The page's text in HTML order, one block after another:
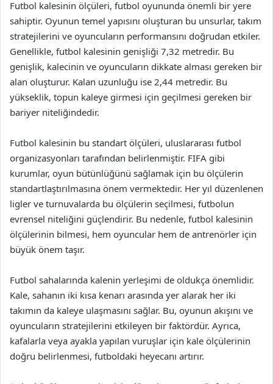
Futbol kalesinin ölçüleri, futbol oyununda önemli bir yere
sahiptir. Oyunun temel yapısını oluşturan bu unsurlar, takım
stratejilerini ve oyuncuların performansını doğrudan etkiler.
Genellikle, futbol kalesinin genişliği 7,32 metredir. Bu
genişlik, kalecinin ve oyuncuların dikkate alması gereken bir
alan oluşturur. Kalan uzunluğu ise 2,44 metredir. Bu
yükseklik, topun kaleye girmesi için geçilmesi gereken bir
bariyer niteliğindedir.
Futbol kalesinin bu standart ölçüleri, uluslararası futbol
organizasyonları tarafından belirlenmiştir. FIFA gibi
kurumlar, oyun bütünlüğünü sağlamak için bu ölçülerin
standartlaştırılmasına önem vermektedir. Her yıl düzenlenen
ligler ve turnuvalarda bu ölçülerin seçilmesi, futbolun
evrensel niteliğini güçlendirir. Bu nedenle, futbol kalesinin
ölçülerinin bilmesi, hem oyuncular hem de antrenörler için
büyük önem taşır.
Futbol sahalarında kalenin yerleşimi de oldukça önemlidir.
Kale, sahanın iki kısa kenarı arasında yer alarak her iki
takımın da kaleye ulaşmasını sağlar. Bu, oyunun akışını ve
oyuncuların stratejilerini etkileyen bir faktördür. Ayrıca,
kafalarla veya ayakla yapılan vuruşlar için kale ölçülerinin
doğru belirlenmesi, futboldaki heyecanı artırır.